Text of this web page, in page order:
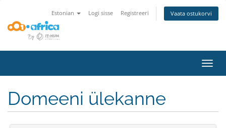
Estonian Logi sisse Registreeri Vaata ostukorvi
Domeeni ülekanne